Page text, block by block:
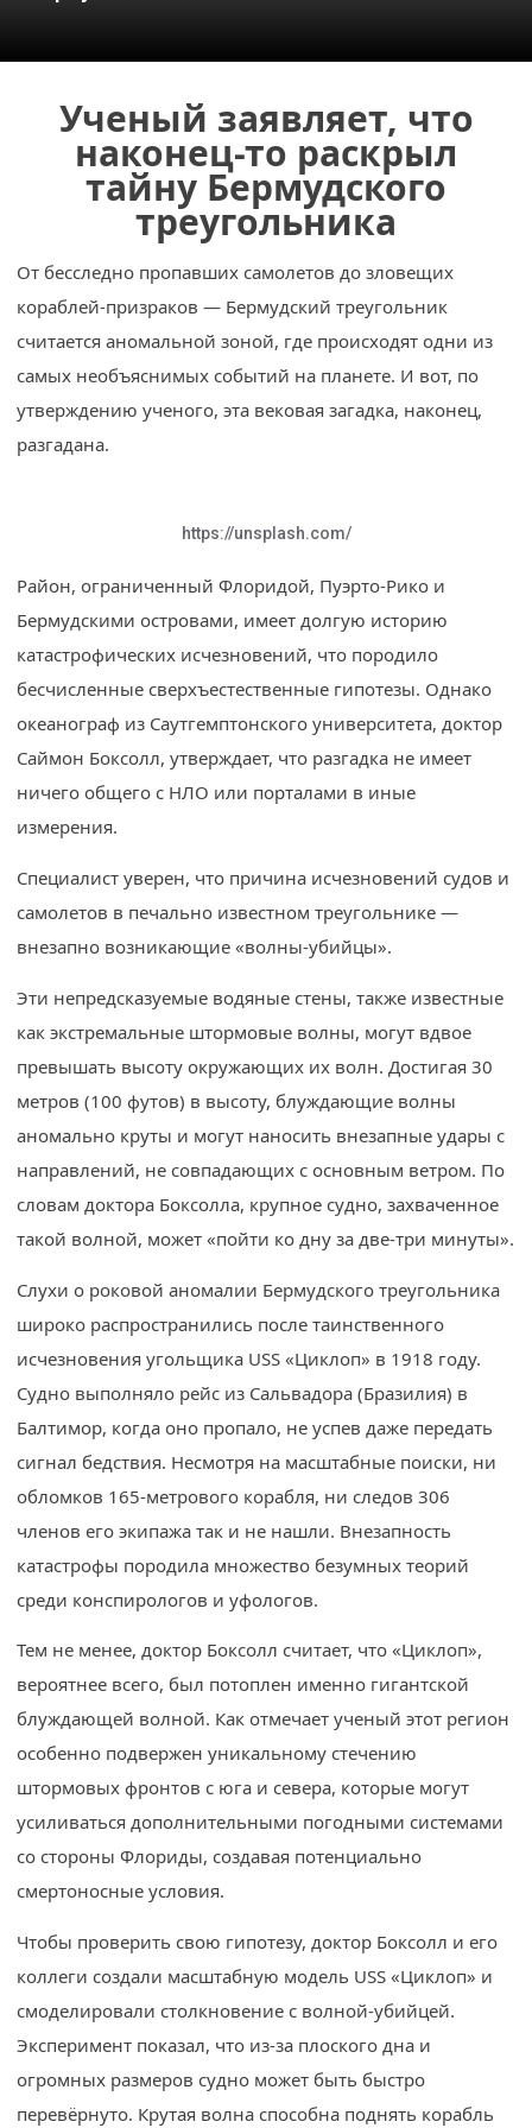
О
Ученый заявляет, что
наконец-то раскрыл
тайну Бермудского
треугольника
От бесследно пропавших самолетов до зловещих
кораблей-призраков — Бермудский треугольник
считается аномальной зоной, где происходят одни из
самых необъяснимых событий на планете. И вот, по
утверждению ученого, эта вековая загадка, наконец,
разгадана.
https://unsplash.com/
Район, ограниченный Флоридой, Пуэрто-Рико и
Бермудскими островами, имеет долгую историю
катастрофических исчезновений, что породило
бесчисленные сверхъестественные гипотезы. Однако
океанограф из Саутгемптонского университета, доктор
Саймон Боксолл, утверждает, что разгадка не имеет
ничего общего с НЛО или порталами в иные
измерения.
Специалист уверен, что причина исчезновений судов и
самолетов в печально известном треугольнике —
внезапно возникающие «волны-убийцы».
Эти непредсказуемые водяные стены, также известные
как экстремальные штормовые волны, могут вдвое
превышать высоту окружающих их волн. Достигая 30
метров (100 футов) в высоту, блуждающие волны
аномально круты и могут наносить внезапные удары с
направлений, не совпадающих с основным ветром. По
словам доктора Боксолла, крупное судно, захваченное
такой волной, может «пойти ко дну за две-три минуты».
Слухи о роковой аномалии Бермудского треугольника
широко распространились после таинственного
исчезновения угольщика USS «Циклоп» в 1918 году.
Судно выполняло рейс из Сальвадора (Бразилия) в
Балтимор, когда оно пропало, не успев даже передать
сигнал бедствия. Несмотря на масштабные поиски, ни
обломков 165-метрового корабля, ни следов 306
членов его экипажа так и не нашли. Внезапность
катастрофы породила множество безумных теорий
среди конспирологов и уфологов.
Тем не менее, доктор Боксолл считает, что «Циклоп»,
вероятнее всего, был потоплен именно гигантской
блуждающей волной. Как отмечает ученый этот регион
особенно подвержен уникальному стечению
штормовых фронтов с юга и севера, которые могут
усиливаться дополнительными погодными системами
со стороны Флориды, создавая потенциально
смертоносные условия.
Чтобы проверить свою гипотезу, доктор Боксолл и его
коллеги создали масштабную модель USS «Циклоп» и
смоделировали столкновение с волной-убийцей.
Эксперимент показал, что из-за плоского дна и
огромных размеров судно может быть быстро
перевёрнуто. Крутая волна способна поднять корабль